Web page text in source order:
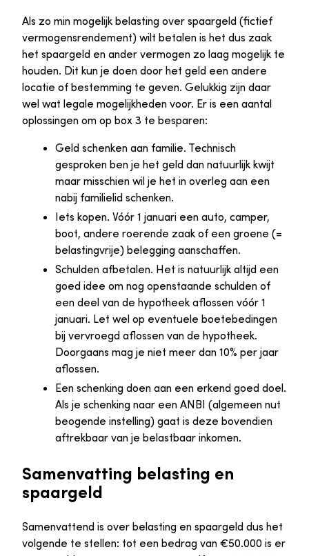
Als zo min mogelijk belasting over spaargeld (fictief
vermogensrendement) wilt betalen is het dus zaak
het spaargeld en ander vermogen zo laag mogelijk te
houden. Dit kun je doen door het geld een andere
locatie of bestemming te geven. Gelukkig zijn daar
wel wat legale mogelijkheden voor. Er is een aantal
oplossingen om op box 3 te besparen:
Geld schenken aan familie. Technisch
gesproken ben je het geld dan natuurlijk kwijt
maar misschien wil je het in overleg aan een
nabij familielid schenken.
Iets kopen. Vóór 1 januari een auto, camper,
boot, andere roerende zaak of een groene (=
belastingvrije) belegging aanschaffen.
Schulden afbetalen. Het is natuurlijk altijd een
goed idee om nog openstaande schulden of
een deel van de hypotheek aflossen vóór 1
januari. Let wel op eventuele boetebedingen
bij vervroegd aflossen van de hypotheek.
Doorgaans mag je niet meer dan 10% per jaar
aflossen.
Een schenking doen aan een erkend goed doel.
Als je schenking naar een ANBI (algemeen nut
beogende instelling) gaat is deze bovendien
aftrekbaar van je belastbaar inkomen.
Samenvatting belasting en
spaargeld
Samenvattend is over belasting en spaargeld dus het
volgende te stellen: tot een bedrag van €50.000 is er